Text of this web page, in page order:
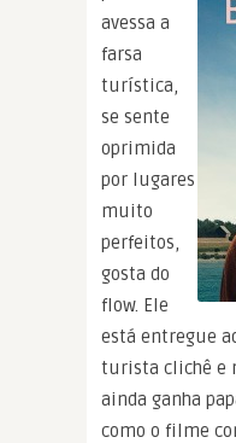
avessa a
farsa
turística,
se sente
oprimida
por lugares
muito
perfeitos,
gosta do
flow. Ele
está entregue
turista clichê e
ainda ganha
como o filme